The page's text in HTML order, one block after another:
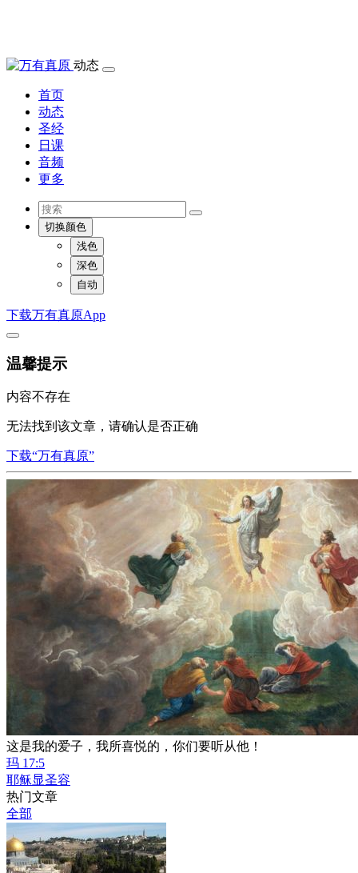
动态
首页
动态
圣经
日课
音频
更多
切换颜色
浅色
深色
自动
下载万有真原App
温馨提示
内容不存在
无法找到该文章，请确认是否正确
下载“万有真原”
这是我的爱子，我所喜悦的，你们要听从他！
玛 17:5
耶稣显圣容
热门文章
全部